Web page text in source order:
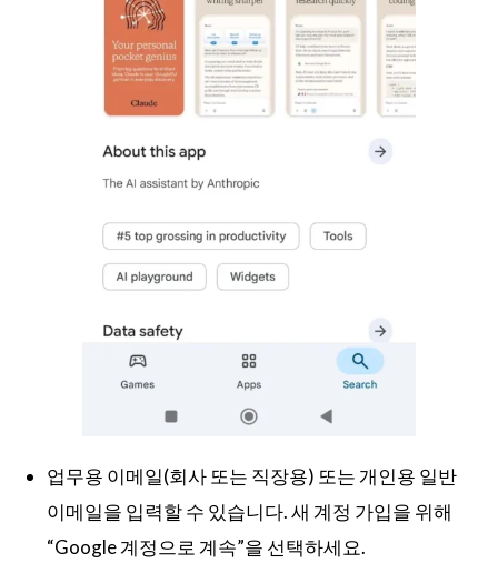
업무용 이메일(회사 또는 직장용) 또는 개인용 일반
이메일을 입력할 수 있습니다. 새 계정 가입을 위해
“Google 계정으로 계속”을 선택하세요.